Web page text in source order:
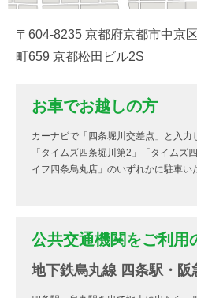
〒604-8235 京都府京都市中京
町659 京都松田ビル2S
お車でお越しの方
カーナビで「四条堀川交差点」と入力
「タイムズ四条堀川第2」「タイムズ
イフ四条烏丸店」のいずれかに駐車い
公共交通機関をご利用
地下鉄烏丸線 四条駅・阪